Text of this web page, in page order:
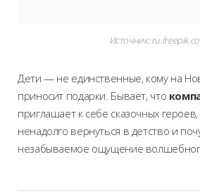
Источник:
Дети — не единственные, кому на
приносит подарки. Бывает, что
приглашает к себе сказочных
ненадолго вернуться в детство и
незабываемое ощущение